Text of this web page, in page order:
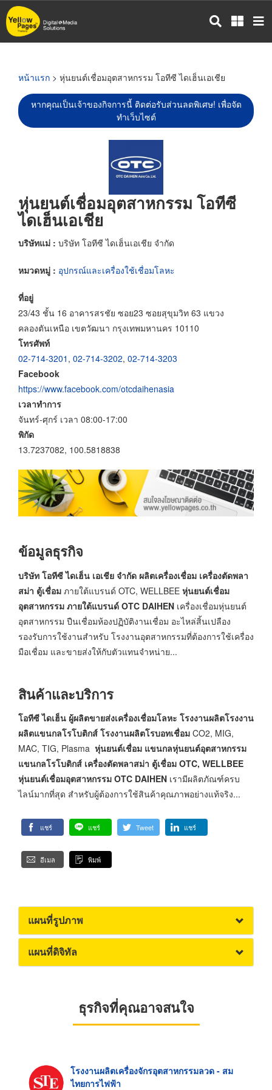
ข้าม
ไป
หน้าแรก > หุ่นยนต์เชื่อมอุตสาหกรรม โอทีซี ไดเฮ็นเอเชีย
หากคุณเป็นเจ้าของกิจการนี้ ติดต่อรับส่วนลดพิเศษ! เพื่อจัด
ทำเว็บไซต์
หุ่นยนต์เชื่อมอุตสาหกรรม โอทีซี
ไดเฮ็นเอเชีย
บริษัทแม่ : บริษัท โอทีซี ไดเฮ็นเอเชีย จำกัด
หมวดหมู่ : อุปกรณ์และเครื่องใช้เชื่อมโลหะ
ที่อยู่
23/43 ชั้น 16 อาคารสรชัย ซอย23 ซอยสุขุมวิท 63 แขวง
คลองตันเหนือ เขตวัฒนา กรุงเทพมหานคร 10110
โทรศัพท์
02-714-3201 , 02-714-3202, 02-714-3203
Facebook
https://www.facebook.com/otcdaihenasia
เวลาทำการ
จันทร์-ศุกร์ เวลา 08:00-17:00
พิกัด
13.7237082, 100.5818838
ข้อมูลธุรกิจ
บริษัท โอทีซี ไดเฮ็น เอเชีย จำกัด ผลิตเครื่องเชื่อม เครื่องตัดพลา
สม่า ตู้เชื่อม ภายใต้แบรนด์ OTC, WELLBEE หุ่นยนต์เชื่อม
อุตสาหกรรม ภายใต้แบรนด์ OTC DAIHEN เครื่องเชื่อมหุ่นยนต์
อุตสาหกรรม ปืนเชื่อมห้องปฏิบัติงานเชื่อม อะไหล่สิ้นเปลือง
รองรับการใช้งานสำหรับ โรงงานอุตสาหกรรมที่ต้องการใช้เครื่อง
มือเชื่อม และขายส่งให้กับตัวแทนจำหน่าย...
สินค้าและบริการ
โอทีซี ไดเฮ็น ผู้ผลิตขายส่งเครื่องเชื่อมโลหะ โรงงานผลิตโรงงาน
ผลิตแขนกลโรโบติกส์ โรงงานผลิตโรบอทเชื่อม CO2, MIG,
MAC, TIG, Plasma หุ่นยนต์เชื่อม แขนกลหุ่นยนต์อุตสาหกรรม
แขนกลโรโบติกส์ เครื่องตัดพลาสม่า ตู้เชื่อม OTC, WELLBEE
หุ่นยนต์เชื่อมอุตสาหกรรม OTC DAIHEN เรามีผลิตภัณฑ์ครบ
ไลน์มากที่สุด สำหรับผู้ต้องการใช้สินค้าคุณภาพอย่างแท้จริง...
แชร์ แชร์ Tweet แชร์
อีเมล พิมพ์
แผนที่รูปภาพ
แผนที่ดิจิทัล
ธุรกิจที่คุณอาจสนใจ
โรงงานผลิตเครื่องจักรอุตสาหกรรมลวด - สม
ไทยการไฟฟ้า